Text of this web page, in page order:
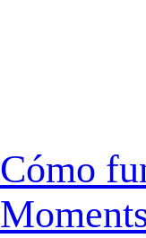
Cómo